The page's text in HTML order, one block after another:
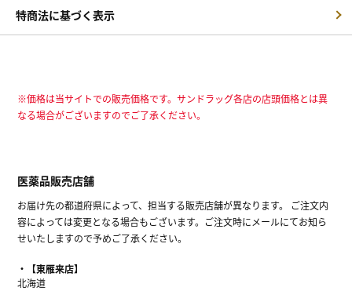
特商法に基づく表示
※価格は当サイトでの販売価格です。サンドラッグ各店の店頭価格とは異
なる場合がございますのでご了承ください。
医薬品販売店舗
お届け先の都道府県によって、担当する販売店舗が異なります。 ご注文内
容によっては変更となる場合もございます。ご注文時にメールにてお知ら
せいたしますので予めご了承ください。
【東雁来店】
北海道